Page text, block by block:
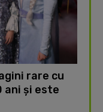
rare cu
ani și este